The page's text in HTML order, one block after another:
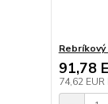
91,78
74,62 EUR